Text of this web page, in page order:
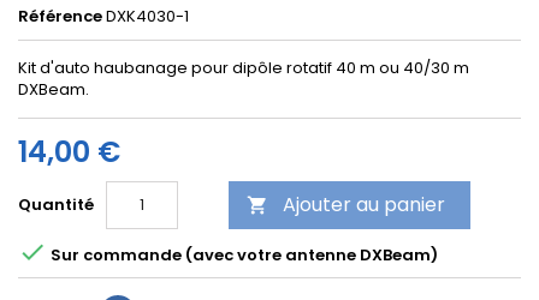
RéférenceDXK4030-1
Kit d'auto haubanage pour dipôle rotatif 40 m ou 40/30 m
DXBeam.
14,00 €
Quantité  Ajouter au panier
 Sur commande (avec votre antenne DXBeam)